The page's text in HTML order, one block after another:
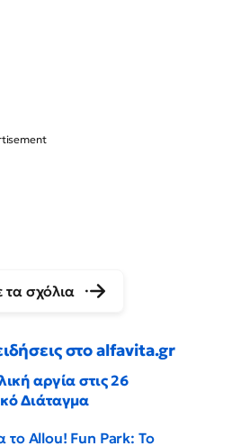
τα σχόλια
στο alfavita.gr
αργία στις 26
Διάταγμα
το Allou! Fun Park: Το